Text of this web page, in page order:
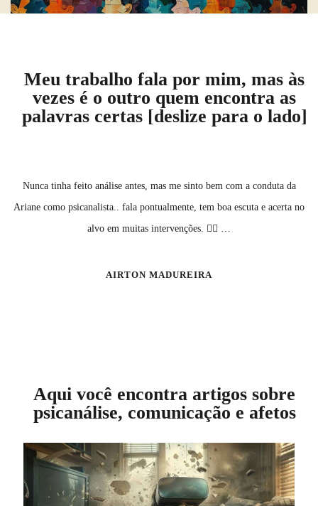
Meu trabalho fala por mim, mas às
vezes é o outro quem encontra as
palavras certas [deslize para o lado]
Nunca tinha feito análise antes, mas me sinto bem com a conduta da
Ariane como psicanalista.. fala pontualmente, tem boa escuta e acerta no
alvo em muitas intervenções. ✊🏾 …
AIRTON MADUREIRA
Aqui você encontra artigos sobre
psicanálise, comunicação e afetos